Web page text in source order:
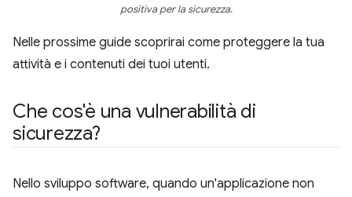
positiva per la sicurezza.
Nelle prossime guide scoprirai come proteggere la tua
attività e i contenuti dei tuoi utenti.
Che cos'è una vulnerabilità di
sicurezza?
Nello sviluppo software, quando un'applicazione non